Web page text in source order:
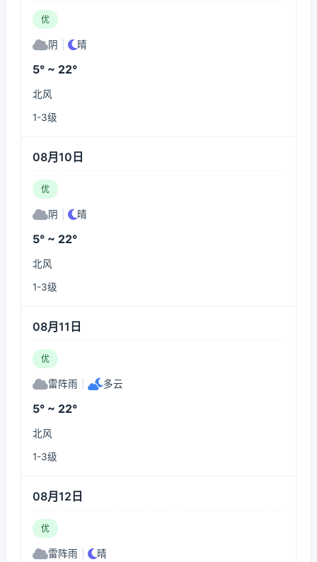
优
阴 晴
5° ~ 22°
北风
1-3级
08月10日
优
阴 晴
5° ~ 22°
北风
1-3级
08月11日
优
雷阵雨 多云
5° ~ 22°
北风
1-3级
08月12日
优
雷阵雨 晴